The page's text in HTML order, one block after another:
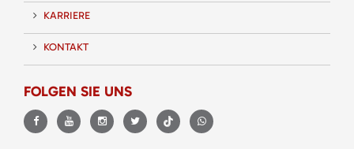
KARRIERE
KONTAKT
FOLGEN SIE UNS